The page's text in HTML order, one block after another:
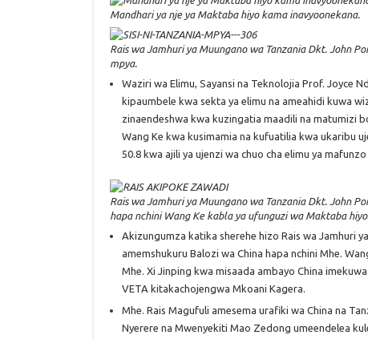
Mandhari ya nje ya Maktaba hiyo kama inavyoonekana.
Rais wa Jamhuri ya Muungano wa Tanzania Dkt. John
mpya.
Waziri wa Elimu, Sayansi na Teknolojia Prof. Joyce
kipaumbele kwa sekta ya elimu na ameahidi kuwa
zinaendeshwa kwa kuzingatia maadili na matumizi
Wang Ke kwa kusimamia na kufuatilia kwa ukaribu
50.8 kwa ajili ya ujenzi wa chuo cha elimu ya
Rais wa Jamhuri ya Muungano wa Tanzania Dkt. John
hapa nchini Wang Ke kabla ya ufunguzi wa Maktaba
Akizungumza katika sherehe hizo Rais wa Jamhuri
amemshukuru Balozi wa China hapa nchini Mhe.
Mhe. Xi Jinping kwa misaada ambayo China
VETA kitakachojengwa Mkoani Kagera.
Mhe. Rais Magufuli amesema urafiki wa China na
Nyerere na Mwenyekiti Mao Zedong umeendelea